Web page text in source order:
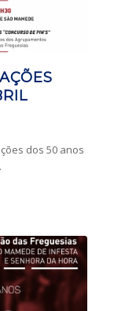
dos 50 anos